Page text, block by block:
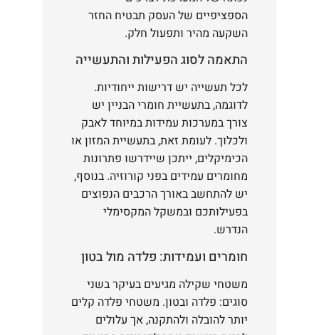
הספציפיים של העסק תבטיח החזר
השקעה מהיר ותפעול חלק.
התאמה לסוג הפעילות והתעשייה
לכל תעשייה יש דרישות ייחודיות.
לדוגמה, בתעשיית חומרי הבניין יש
צורך במערכות עמידות במיוחד לאבק
ולכלוך. לעומת זאת, בתעשיית המזון או
הכימיקלים, ייתכן שיידרשו פתרונות
מחומרים עמידים בפני קורוזיה. בנוסף,
יש להתחשב באורך הרכבים הנפוצים
בפעילותכם ובמשקל המקסימלי
הנדרש.
חומרים ועמידות: פלדה מול בטון
משטחי שקילה מגיעים בעיקר בשני
סוגים: פלדה ובטון. משטחי פלדה קלים
יותר להובלה ולהתקנה, אך עלולים